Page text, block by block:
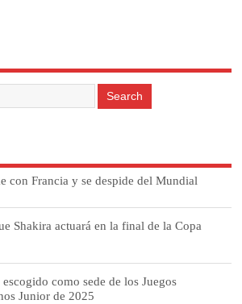
con Francia y se despide del Mundial
Shakira actuará en la final de la Copa
escogido como sede de los Juegos
Junior de 2025